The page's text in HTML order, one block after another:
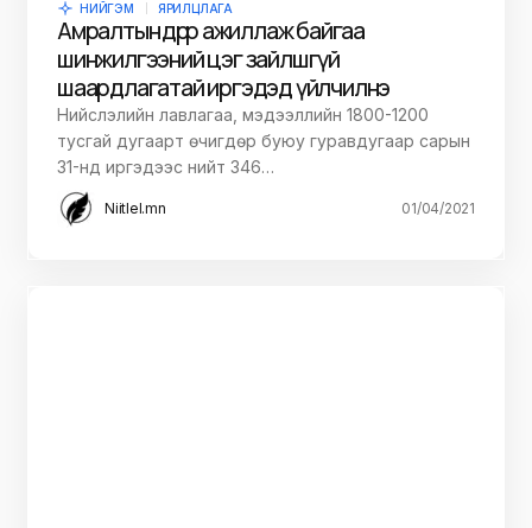
НИЙГЭМ ЯРИЛЦЛАГА
Амралтын өдрөөр ажиллаж байгаа
шинжилгээний цэг зайлшгүй
шаардлагатай иргэдэд үйлчилнэ
Нийслэлийн лавлагаа, мэдээллийн 1800-1200
тусгай дугаарт өчигдөр буюу гуравдугаар сарын
31-нд иргэдээс нийт 346…
Niitlel.mn 01/04/2021